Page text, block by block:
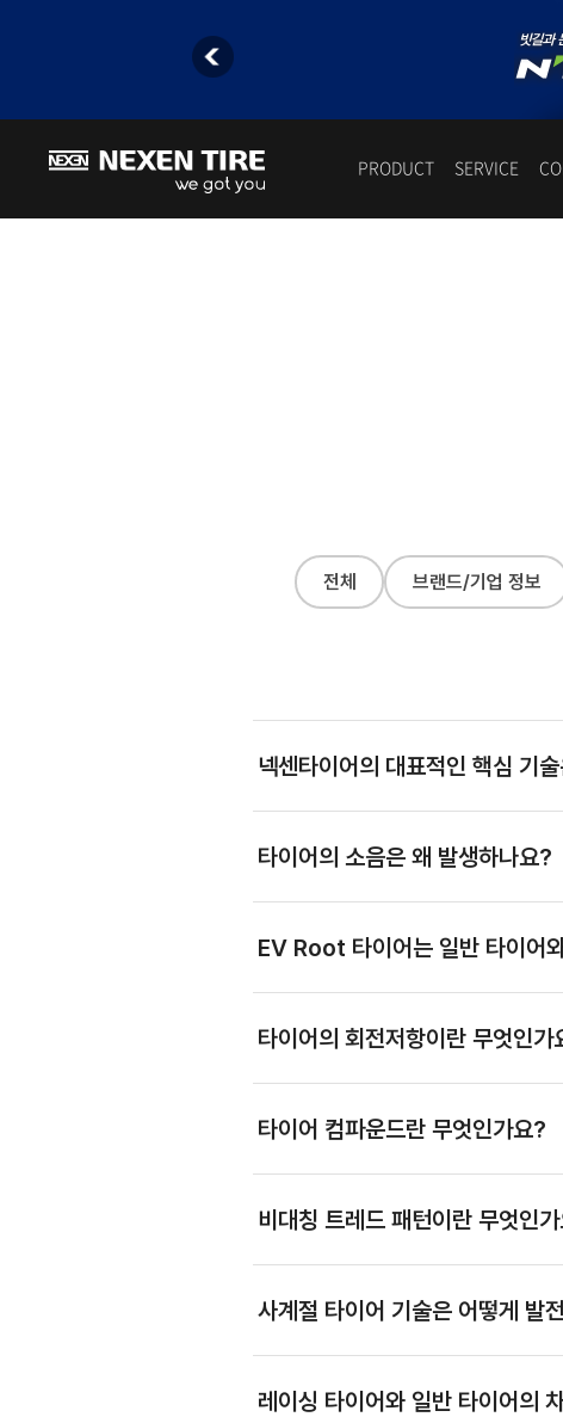
PRODUCT SERVICE
전체 브랜드/기업 정보
넥센타이어의 대표적인 핵심 기
타이어의 소음은 왜 발생하나요?
EV Root 타이어는 일반 타이어
타이어의 회전저항이란 무엇인가
타이어 컴파운드란 무엇인가요?
비대칭 트레드 패턴이란 무엇인
사계절 타이어 기술은 어떻게 발
레이싱 타이어와 일반 타이어의